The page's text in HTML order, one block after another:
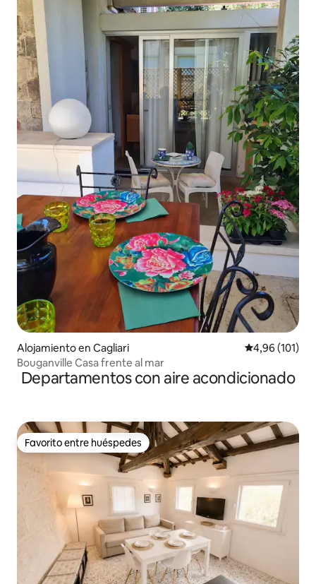
Alojamiento en Cagliari Calificación
4,96 (101)
Bouganville Casa frente al mar
Departamentos con aire acondicionado
Favorito entre huéspedes
Favorito entre huéspedes